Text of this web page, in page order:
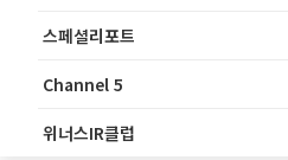
스페셜리포트
Channel 5
위너스IR클럽